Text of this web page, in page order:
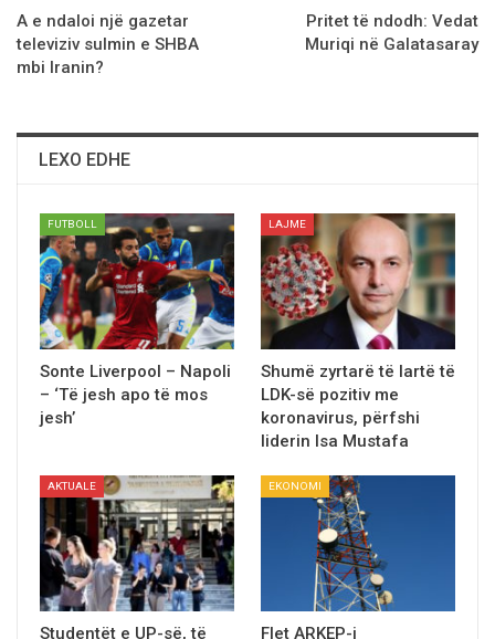
A e ndaloi një gazetar
televiziv sulmin e SHBA
mbi Iranin?
Pritet të ndodh: Vedat
Muriqi në Galatasaray
LEXO EDHE
FUTBOLL
Sonte Liverpool – Napoli
– ‘Tё jesh apo tё mos
jesh’
LAJME
Shumë zyrtarë të lartë të
LDK-së pozitiv me
koronavirus, përfshi
liderin Isa Mustafa
AKTUALE
Studentët e UP-së, tё
EKONOMI
Flet ARKEP-i